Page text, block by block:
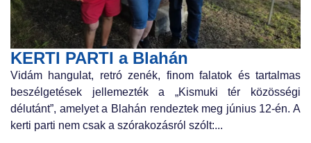
KERTI PARTI a Blahán
Vidám hangulat, retró zenék, finom falatok és tartalmas
beszélgetések jellemezték a „Kismuki tér közösségi
délutánt”, amelyet a Blahán rendeztek meg június 12-én. A
kerti parti nem csak a szórakozásról szólt:...